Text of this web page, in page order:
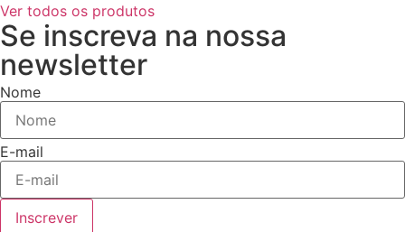
Ver todos os produtos
Se inscreva na nossa
newsletter
Nome
E-mail
Inscrever